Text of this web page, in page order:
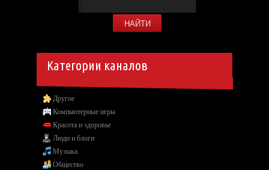
Категории каналов
Другое
Компьютерные игры
Красота и здоровье
Люди и блоги
Музыка
Общество